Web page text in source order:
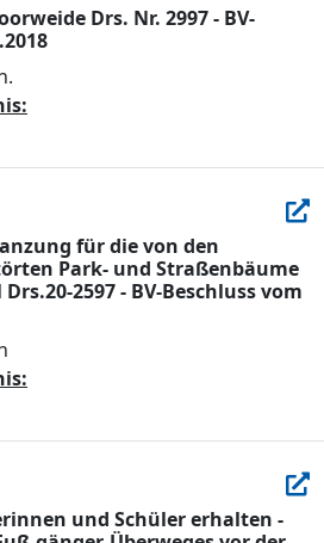
Drs. Nr. 2997 - BV-
für die von den
Park- und Straßenbäume
2597 - BV-Beschluss vom
und Schüler erhalten -